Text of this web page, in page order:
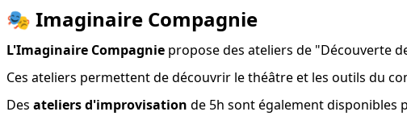
🎭 Imaginaire Compagnie
L'Imaginaire Compagnie propose des ateliers de "Découverte
Ces ateliers permettent de découvrir le théâtre et les outils du
Des ateliers d'improvisation de 5h sont également disponibles